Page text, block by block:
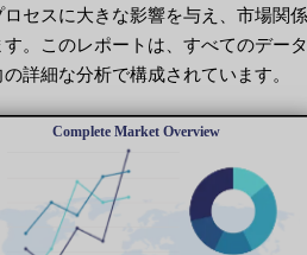
セスに大きな影響を与え、市場関
。このレポートは、すべてのデー
詳細な分析で構成されています。